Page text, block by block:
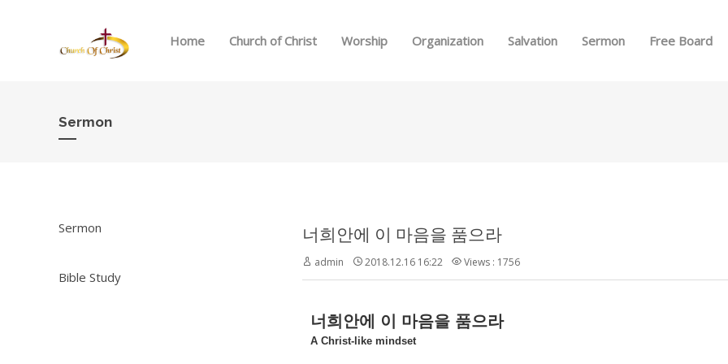
Home Church of Christ Worship Organization Salvation Sermon Free Board
Sermon
Sermon
Bible Study
너희안에 이 마음을 품으라
admin 2018.12.16 16:22 Views : 1756
너희안에 이 마음을 품으라
A Christ-like mindset